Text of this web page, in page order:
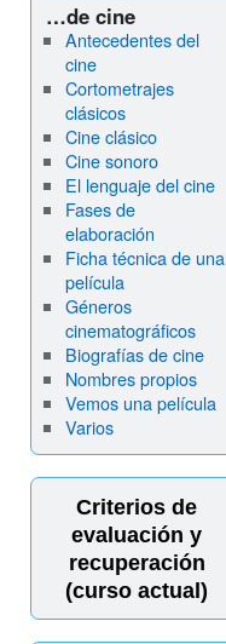
…de cine
Antecedentes del
cine
Cortometrajes
clásicos
Cine clásico
Cine sonoro
El lenguaje del cine
Fases de
elaboración
Ficha técnica de una
película
Géneros
cinematográficos
Biografías de cine
Nombres propios
Vemos una película
Varios
Criterios de
evaluación y
recuperación
(curso actual)